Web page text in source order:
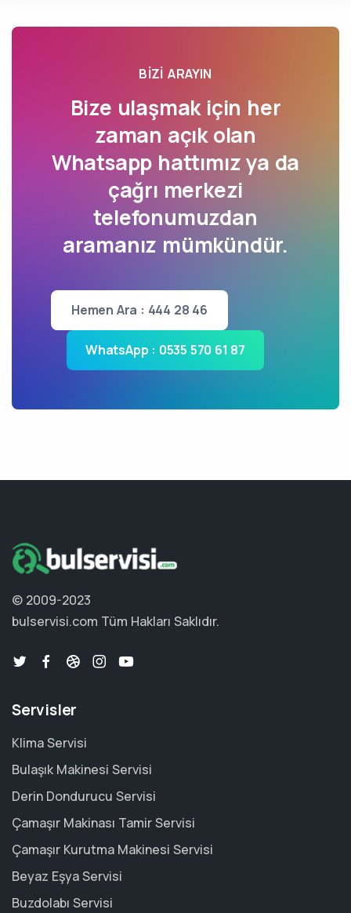
BIZI ARAYIN
Bize ulaşmak için her
zaman açık olan
Whatsapp hattımız ya da
çağrı merkezi
telefonumuzdan
aramanız mümkündür.
Hemen Ara : 444 28 46
WhatsApp : 0535 570 61 87
© 2009-2023
bulservisi.com Tüm Hakları Saklıdır.
Servisler
Klima Servisi
Bulaşık Makinesi Servisi
Derin Dondurucu Servisi
Çamaşır Makinası Tamir Servisi
Çamaşır Kurutma Makinesi Servisi
Beyaz Eşya Servisi
Buzdolabı Servisi